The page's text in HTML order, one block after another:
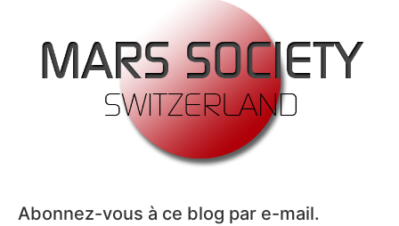
Abonnez-vous à ce blog par e-mail.